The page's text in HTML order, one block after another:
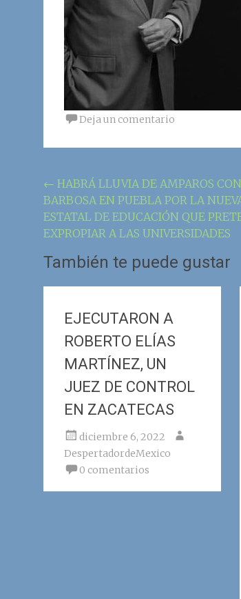
Deja un comentario
Navegación
de
la
entrada
← HABRÁ LLUVIA DE AMPAROS
BARBOSA EN PUEBLA POR LA
ESTATAL DE EDUCACIÓN QUE
EXPROPIAR A LAS UNIVERSIDADES
También te puede gustar
EJECUTARON A
ROBERTO ELÍAS
MARTÍNEZ, UN
JUEZ DE CONTROL
EN ZACATECAS
diciembre 6, 2022
DespertadordeMexico
0 comentarios